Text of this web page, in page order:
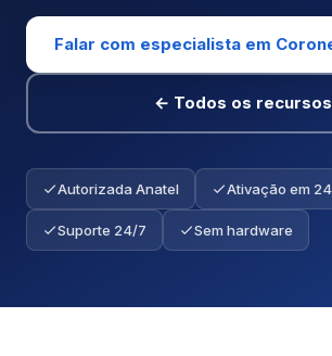
Falar com especialista em
← Todos os recursos
Autorizada Anatel Ativação em
Suporte 24/7 Sem hardware